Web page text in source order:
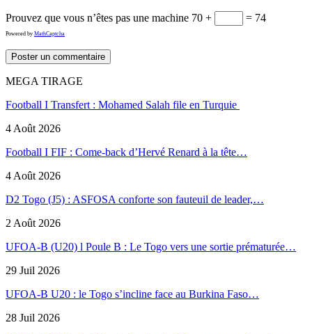
Prouvez que vous n’êtes pas une machine 70 + = 74
Powered by MathCaptcha
MEGA TIRAGE
Football I Transfert : Mohamed Salah file en Turquie
4 Août 2026
Football I FIF : Come-back d’Hervé Renard à la tête…
4 Août 2026
D2 Togo (J5) : ASFOSA conforte son fauteuil de leader,…
2 Août 2026
UFOA-B (U20) l Poule B : Le Togo vers une sortie prématurée…
29 Juil 2026
UFOA-B U20 : le Togo s’incline face au Burkina Faso…
28 Juil 2026